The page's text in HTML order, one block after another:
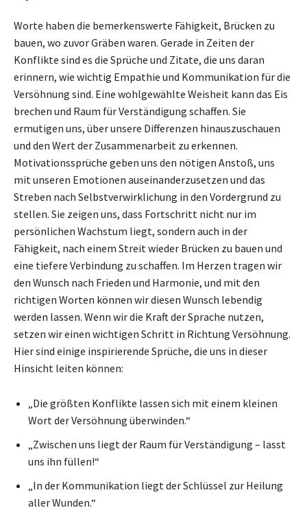
Worte haben die bemerkenswerte Fähigkeit, Brücken zu
bauen, wo zuvor Gräben waren. Gerade in Zeiten der
Konflikte sind es die Sprüche und Zitate, die uns daran
erinnern, wie wichtig Empathie und Kommunikation für die
Versöhnung sind. Eine wohlgewählte Weisheit kann das Eis
brechen und Raum für Verständigung schaffen. Sie
ermutigen uns, über unsere Differenzen hinauszuschauen
und den Wert der Zusammenarbeit zu erkennen.
Motivationssprüche geben uns den nötigen Anstoß, uns
mit unseren Emotionen auseinanderzusetzen und das
Streben nach Selbstverwirklichung in den Vordergrund zu
stellen. Sie zeigen uns, dass Fortschritt nicht nur im
persönlichen Wachstum liegt, sondern auch in der
Fähigkeit, nach einem Streit wieder Brücken zu bauen und
eine tiefere Verbindung zu schaffen. Im Herzen tragen wir
den Wunsch nach Frieden und Harmonie, und mit den
richtigen Worten können wir diesen Wunsch lebendig
werden lassen. Wenn wir die Kraft der Sprache nutzen,
setzen wir einen wichtigen Schritt in Richtung Versöhnung.
Hier sind einige inspirierende Sprüche, die uns in dieser
Hinsicht leiten können:
„Die größten Konflikte lassen sich mit einem kleinen
Wort der Versöhnung überwinden.“
„Zwischen uns liegt der Raum für Verständigung – lasst
uns ihn füllen!“
„In der Kommunikation liegt der Schlüssel zur Heilung
aller Wunden.“